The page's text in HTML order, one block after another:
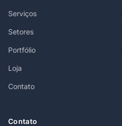
Serviços
Setores
Portfólio
Loja
Contato
Contato